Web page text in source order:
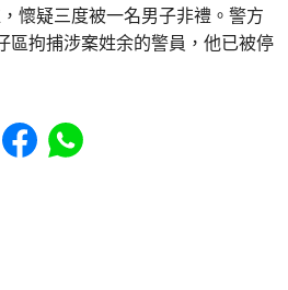
懷疑三度被一名男子非禮。警方
區拘捕涉案姓余的警員，他已被停
Share to Facebook
Share to WhatsApp